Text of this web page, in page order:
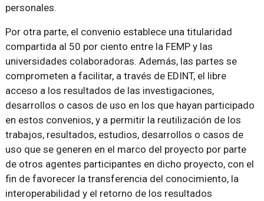
personales.
Por otra parte, el convenio establece una titularidad
compartida al 50 por ciento entre la FEMP y las
universidades colaboradoras. Además, las partes se
comprometen a facilitar, a través de EDINT, el libre
acceso a los resultados de las investigaciones,
desarrollos o casos de uso en los que hayan participado
en estos convenios, y a permitir la reutilización de los
trabajos, resultados, estudios, desarrollos o casos de
uso que se generen en el marco del proyecto por parte
de otros agentes participantes en dicho proyecto, con el
fin de favorecer la transferencia del conocimiento, la
interoperabilidad y el retorno de los resultados